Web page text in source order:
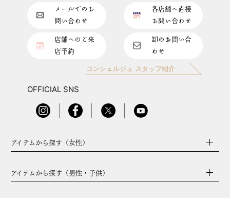
メールでのお
問い合わせ
各店舗へ直接
お問い合わせ
店舗へのご来
店予約
卸のお問い合
わせ
コンシェルジュ スタッフ紹介
OFFICIAL SNS
アイテムから探す（女性）
アイテムから探す（男性・子供）